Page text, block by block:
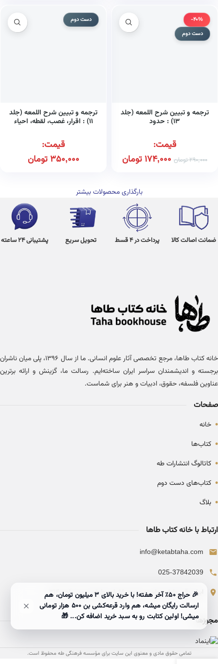
-40%
دست دوم
ترجمه و تبیین شرح اللمعه (جلد
۱۳) : حدود
قیمت:
290,000تومان 174,000تومان
دست دوم
ترجمه و تبیین شرح اللمعه (جلد
۱۱) : اقرار، غصب، لقطه، احیاء
قیمت:
350,000تومان
بارگذاری محصولات بیشتر
ضمانت اصالت کالا پرداخت در 4 قسط تحویل سریع پشتیبانی 24 ساعته
خانه کتاب طاها، مرجع تخصصی آثار علوم انسانی. ما از سال ۱۳۹۶، پلی میان ناشران
برجسته و اندیشمندان سراسر ایران ساخته‌ایم. رسالت ما، گزینش و ارائه برترین
عناوین فلسفه، حقوق، ادبیات و هنر برای شماست.
صفحات
• خانه
• کتاب‌ها
• کاتالوگ انتشارات طه
• کتاب‌های دست دوم
• بلاگ
ارتباط با خانه کتاب طاها
info@ketabtaha.com
025-37842039
ایران، قم، بلوار معلم، مجتمع ناشران، طبقه سوم، واحد ۳۱۴
مجوزها
تمامی حقوق مادی و معنوی این سایت برای مؤسسه فرهنگی طه محفوظ است.
🎉 حراج ۵۰٪ آخر هفته! با خرید بالای 3 میلیون تومان، هم
ارسالت رایگان میشه، هم وارد قرعه‌کشی بن ۵۰۰ هزار تومانی
میشی! اولین کتابت رو به سبد خرید اضافه کن... 🎁